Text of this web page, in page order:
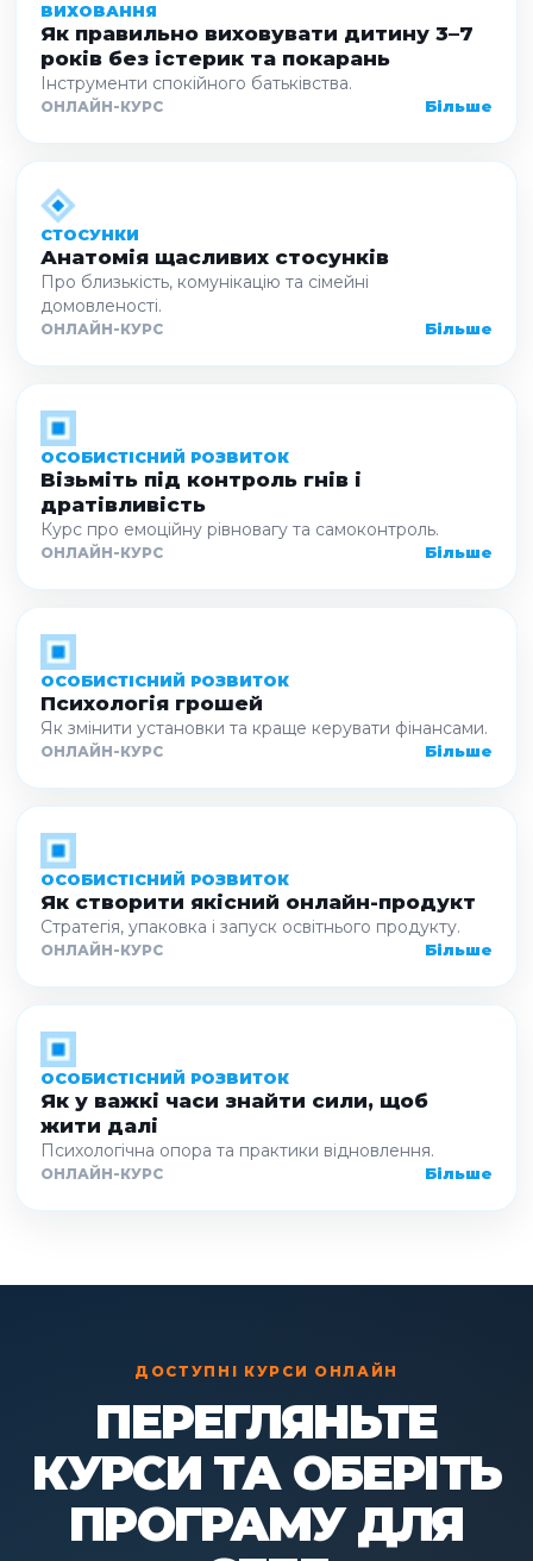
ВИХОВАННЯ
Як правильно виховувати дитину 3–7
років без істерик та покарань
Інструменти спокійного батьківства.
ОНЛАЙН-КУРС Більше
СТОСУНКИ
Анатомія щасливих стосунків
Про близькість, комунікацію та сімейні
домовленості.
ОНЛАЙН-КУРС Більше
ОСОБИСТІСНИЙ РОЗВИТОК
Візьміть під контроль гнів і
дратівливість
Курс про емоційну рівновагу та самоконтроль.
ОНЛАЙН-КУРС Більше
ОСОБИСТІСНИЙ РОЗВИТОК
Психологія грошей
Як змінити установки та краще керувати фінансами.
ОНЛАЙН-КУРС Більше
ОСОБИСТІСНИЙ РОЗВИТОК
Як створити якісний онлайн-продукт
Стратегія, упаковка і запуск освітнього продукту.
ОНЛАЙН-КУРС Більше
ОСОБИСТІСНИЙ РОЗВИТОК
Як у важкі часи знайти сили, щоб
жити далі
Психологічна опора та практики відновлення.
ОНЛАЙН-КУРС Більше
ДОСТУПНІ КУРСИ ОНЛАЙН
ПЕРЕГЛЯНЬТЕ
КУРСИ ТА ОБЕРІТЬ
ПРОГРАМУ ДЛЯ